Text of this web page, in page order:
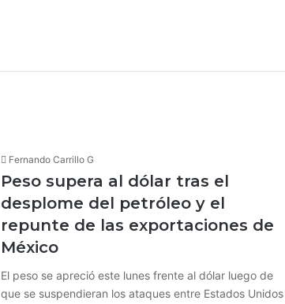
Fernando Carrillo G
Peso supera al dólar tras el
desplome del petróleo y el
repunte de las exportaciones de
México
El peso se apreció este lunes frente al dólar luego de
que se suspendieran los ataques entre Estados Unidos